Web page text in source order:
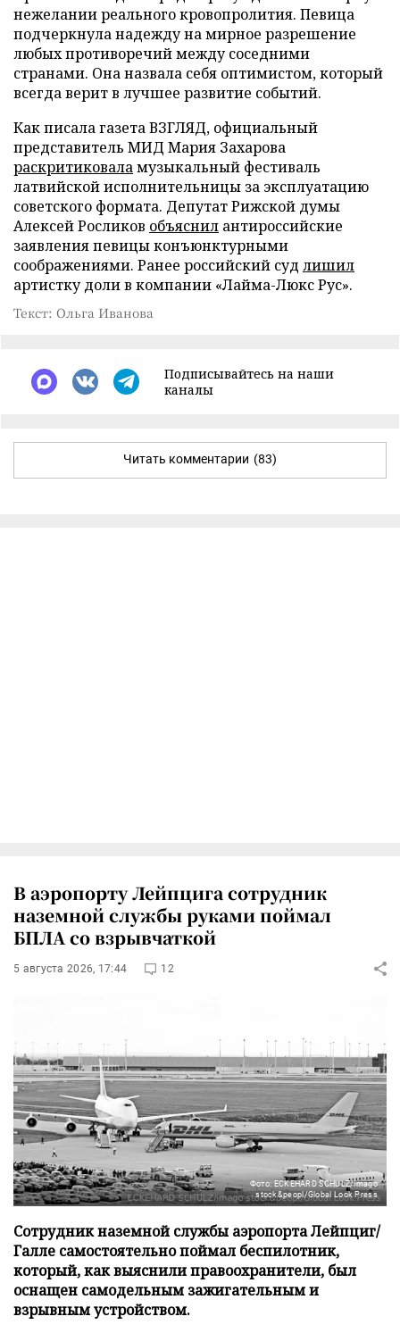
нежелании реального кровопролития. Певица
подчеркнула надежду на мирное разрешение
любых противоречий между соседними
странами. Она назвала себя оптимистом, который
всегда верит в лучшее развитие событий.
Как писала газета ВЗГЛЯД, официальный
представитель МИД Мария Захарова
раскритиковаламузыкальный фестиваль
латвийской исполнительницы за эксплуатацию
советского формата. Депутат Рижской думы
Алексей Росликов объяснил антироссийские
заявления певицы конъюнктурными
соображениями. Ранее российский суд лишил
артистку доли в компании «Лайма-Люкс Рус».
Текст: Ольга Иванова
Подписывайтесь на наши
каналы
Читать комментарии (83)
В аэропорту Лейпцига сотрудник
наземной службы руками поймал
БПЛА со взрывчаткой
5 августа 2026, 17:44 12
Фото: ECKEHARD SCHULZ/imago
stock&peopl/Global Look Press
Сотрудник наземной службы аэропорта Лейпциг/
Галле самостоятельно поймал беспилотник,
который, как выяснили правоохранители, был
оснащен самодельным зажигательным и
взрывным устройством.